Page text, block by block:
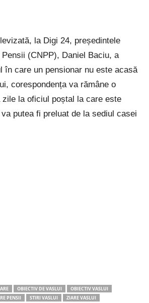
la Digi 24, președintele
(CNPP), Daniel Baciu, a
în care un pensionar nu este acasă
corespondența va rămâne o
zile la oficiul poștal la care este
putea fi preluat de la sediul casei
OBIECTIV DE VASLUI
OBIECTIV VASLUI
PENSII STIRI VASLUI ZIARE VASLUI